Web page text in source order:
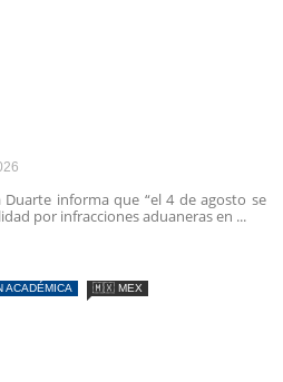
Duarte informa que “el 4 de agosto se
por infracciones aduaneras en ...
ACADÉMICA 🇲🇽 MEX